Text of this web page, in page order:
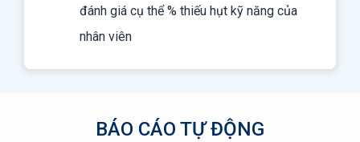
đánh giá cụ thể % thiếu hụt kỹ năng của
nhân viên
BÁO CÁO TỰ ĐỘNG